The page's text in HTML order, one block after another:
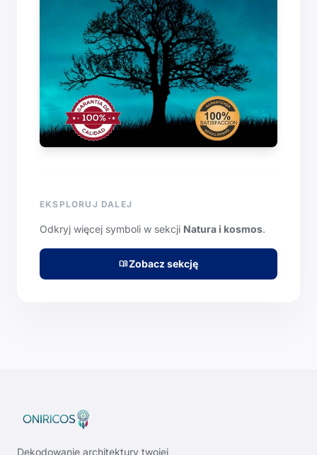
EKSPLORUJ DALEJ
Odkryj więcej symboli w sekcji Natura i kosmos.
menu_bookZobacz sekcję
Dekodowanie architektury twojej